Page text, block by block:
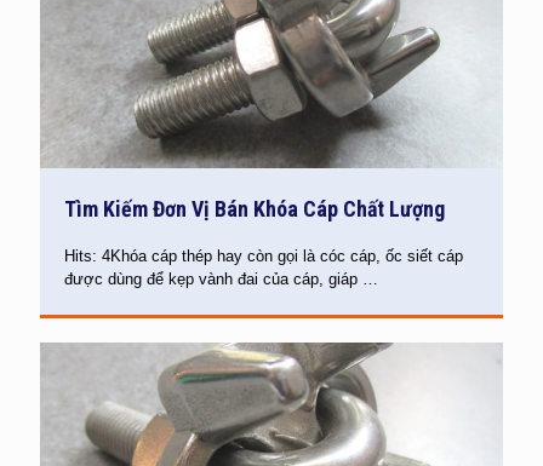
Tìm Kiếm Đơn Vị Bán Khóa Cáp Chất Lượng
Hits: 4Khóa cáp thép hay còn gọi là cóc cáp, ốc siết cáp
được dùng để kẹp vành đai của cáp, giáp …